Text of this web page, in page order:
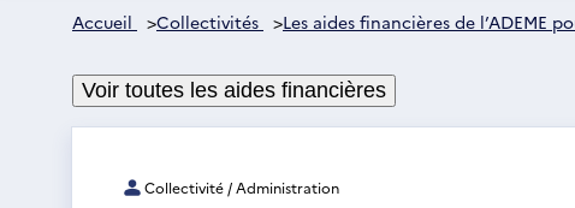
Accueil >Collectivités >Les aides financières de l’ADEME
Voir toutes les aides financières
Collectivité / Administration